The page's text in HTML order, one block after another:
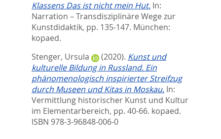
Klassens Das ist nicht mein Hut. In:
Narration – Transdisziplinäre Wege zur
Kunstdidaktik, pp. 135-147. München:
kopaed.
Stenger, Ursula
(2020). Kunst und
kulturelle Bildung in Russland. Ein
phänomenologisch inspirierter Streifzug
durch Museen und Kitas in Moskau. In:
Vermittlung historischer Kunst und Kultur
im Elementarbereich, pp. 40-66. kopaed.
ISBN 978-3-96848-006-0